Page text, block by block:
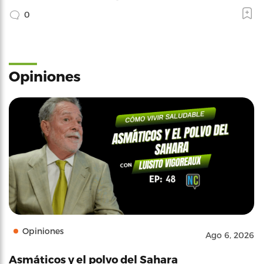
0
Opiniones
Opiniones Ago 6, 2026
Asmáticos y el polvo del Sahara